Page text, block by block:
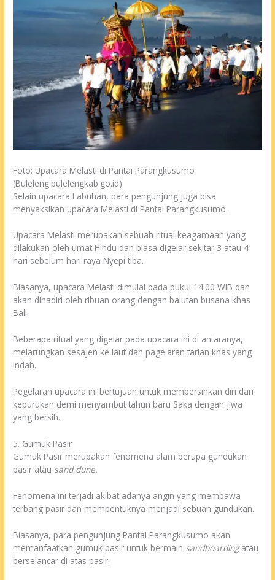
Foto: Upacara Melasti di Pantai Parangkusumo
(Buleleng.bulelengkab.go.id)
Selain upacara Labuhan, para pengunjung juga bisa
menyaksikan upacara Melasti di Pantai Parangkusumo.
Upacara Melasti merupakan sebuah ritual keagamaan yang
dilakukan oleh umat Hindu dan biasa digelar sekitar 3 atau 4
hari sebelum hari raya Nyepi tiba.
Biasanya, upacara Melasti dimulai pada pukul 14.00 WIB dan
akan dihadiri oleh ribuan orang dengan balutan busana khas
Bali.
Beberapa ritual yang digelar pada upacara ini di antaranya,
melarungkan sesajen ke laut dan pagelaran tarian khas yang
indah.
Pegelaran upacara ini bertujuan untuk membersihkan diri dari
keburukan demi menyambut tahun baru Saka dengan jiwa
yang bersih.
5. Gumuk Pasir
Gumuk Pasir merupakan fenomena alam berupa gundukan
pasir atau sand dune.
Fenomena ini terjadi akibat adanya angin yang membawa
terbang pasir dan membentuknya menjadi sebuah gundukan.
Biasanya, para pengunjung Pantai Parangkusumo akan
memanfaatkan gumuk pasir untuk bermain sandboardingatau
berselancar di atas pasir.